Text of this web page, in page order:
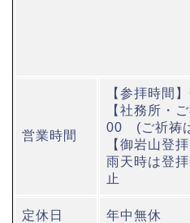
営業時間
【参拝時間
【社務所・
00 (ご祈祷
【御岩山登
雨天時は登
止
定休日 年中無休